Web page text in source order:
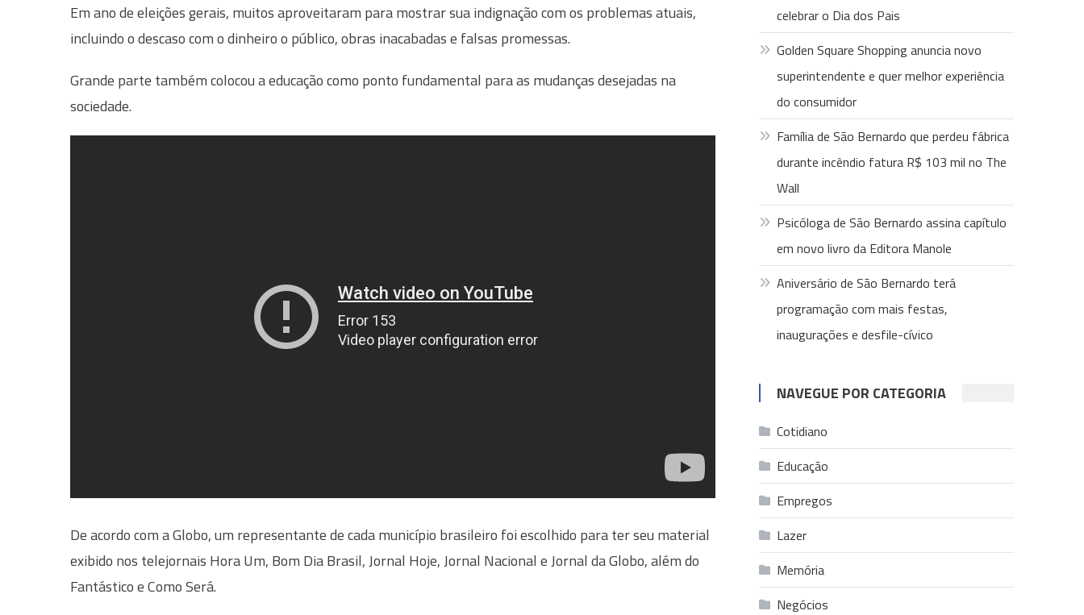
Em ano de eleições gerais, muitos aproveitaram para mostrar sua indignação com os problemas atuais,
incluindo o descaso com o dinheiro o público, obras inacabadas e falsas promessas.
Grande parte também colocou a educação como ponto fundamental para as mudanças desejadas na
sociedade.
De acordo com a Globo, um representante de cada município brasileiro foi escolhido para ter seu material
exibido nos telejornais Hora Um, Bom Dia Brasil, Jornal Hoje, Jornal Nacional e Jornal da Globo, além do
Fantástico e Como Será.
celebrar o Dia dos Pais
Golden Square Shopping anuncia novo
superintendente e quer melhor experiência
do consumidor
Família de São Bernardo que perdeu fábrica
durante incêndio fatura R$ 103 mil no The
Wall
Psicóloga de São Bernardo assina capítulo
em novo livro da Editora Manole
Aniversário de São Bernardo terá
programação com mais festas,
inaugurações e desfile-cívico
NAVEGUE POR CATEGORIA
Cotidiano
Educação
Empregos
Lazer
Memória
Negócios